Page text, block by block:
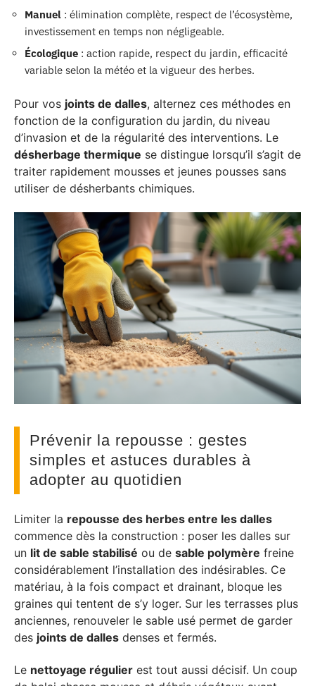
Manuel : élimination complète, respect de l’écosystème,
investissement en temps non négligeable.
Écologique : action rapide, respect du jardin, efficacité
variable selon la météo et la vigueur des herbes.
Pour vos joints de dalles, alternez ces méthodes en
fonction de la configuration du jardin, du niveau
d’invasion et de la régularité des interventions. Le
désherbage thermique se distingue lorsqu’il s’agit de
traiter rapidement mousses et jeunes pousses sans
utiliser de désherbants chimiques.
Prévenir la repousse : gestes
simples et astuces durables à
adopter au quotidien
Limiter la repousse des herbes entre les dalles
commence dès la construction : poser les dalles sur
un lit de sable stabilisé ou de sable polymère freine
considérablement l’installation des indésirables. Ce
matériau, à la fois compact et drainant, bloque les
graines qui tentent de s’y loger. Sur les terrasses plus
anciennes, renouveler le sable usé permet de garder
des joints de dalles denses et fermés.
Le nettoyage régulier est tout aussi décisif. Un coup